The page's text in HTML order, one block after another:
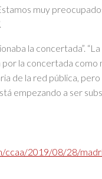
muy
la concertada”.
la concertada como
de la red pública,
empezando a ser
ccaa/2019/08/28/